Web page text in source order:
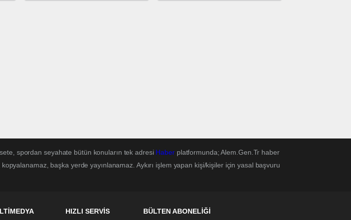
spordan seyahate bütün konuların tek adresi Haberplatformunda; Alem.Gen.Tr haber
başka yerde yayınlanamaz. Aykırı işlem yapan kişi/kişiler için yasal başvuru
HIZLI SERVİS BÜLTEN ABONELİĞİ